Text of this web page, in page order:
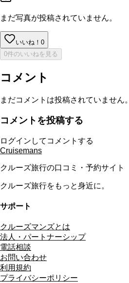
まだ写真が投稿されていません。
いいね！ 0
0件のいいねを見る
コメント
まだコメントは投稿されていません。
コメントを投稿する
ログインしてコメントする
Cruisemans
クルーズ旅行の口コミ・予約サイト
クルーズ旅行をもっと身近に。
サポート
クルーズマンズとは
法人・パートナーシップ
電話相談
お問い合わせ
利用規約
プライバシーポリシー